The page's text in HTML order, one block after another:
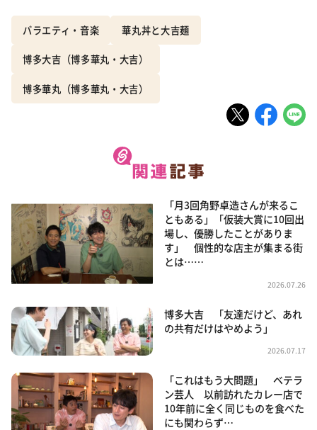
バラエティ・音楽 華丸丼と大吉麺
博多大吉（博多華丸・大吉）
博多華丸（博多華丸・大吉）
「月3回角野卓造さんが来るこ
ともある」「仮装大賞に10回出
場し、優勝したことがありま
す」 個性的な店主が集まる街
とは……
2026.07.26
博多大吉 「友達だけど、あれ
の共有だけはやめよう」
2026.07.17
「これはもう大問題」 ベテラ
ン芸人 以前訪れたカレー店で
10年前に全く同じものを食べた
にも関わらず…